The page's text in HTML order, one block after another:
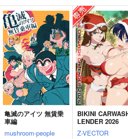
亀滅のアイツ 無賃乗
車編
mushroom-people
BIKINI
LENDER 2026
Z-VECTOR